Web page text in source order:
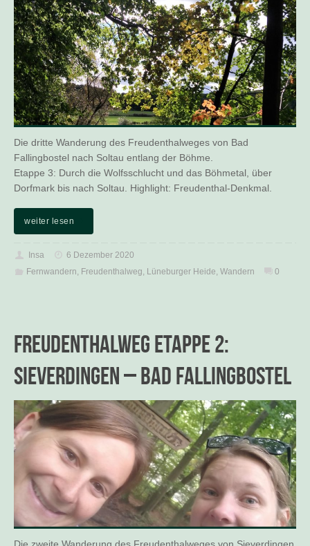
Die dritte Wanderung des Freudenthalweges von Bad
Fallingbostel nach Soltau entlang der Böhme.
Etappe 3: Durch die Wolfsschlucht und das Böhmetal, über
Dorfmark bis nach Soltau. Highlight: Freudenthal-Denkmal.
weiter lesen
Insa
6 Dezember 2020
Fernwandern Freudenthalweg Lüneburger Heide Wandern 0
Freudenthalweg Etappe 2:
Sieverdingen – Bad Fallingbostel